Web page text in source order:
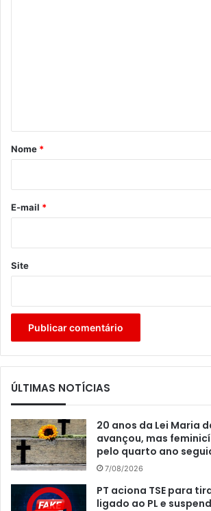
r
*
Nome *
E-mail *
Site
ÚLTIMAS NOTÍCIAS
20 anos da Lei Maria
avançou, mas
pelo quarto ano
7/08/2026
PT aciona TSE para
ligado ao PL e